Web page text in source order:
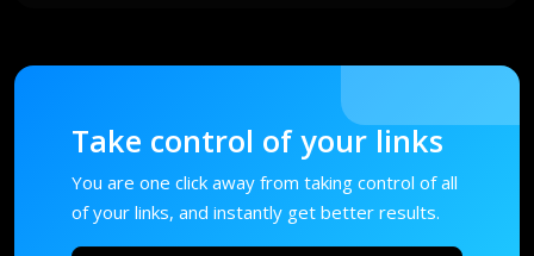
Take control of your links
You are one click away from taking control of all
of your links, and instantly get better results.